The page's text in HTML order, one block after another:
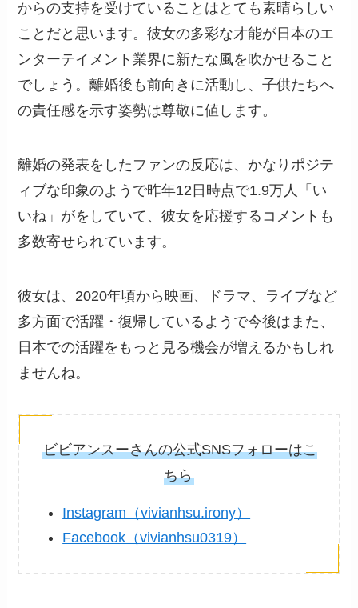
からの支持を受けていることはとても素晴らしい
ことだと思います。彼女の多彩な才能が日本のエ
ンターテイメント業界に新たな風を吹かせること
でしょう。離婚後も前向きに活動し、子供たちへ
の責任感を示す姿勢は尊敬に値します。
離婚の発表をしたファンの反応は、かなりポジテ
ィブな印象のようで昨年12日時点で1.9万人「い
いね」がをしていて、彼女を応援するコメントも
多数寄せられています。
彼女は、2020年頃から映画、ドラマ、ライブなど
多方面で活躍・復帰しているようで今後はまた、
日本での活躍をもっと見る機会が増えるかもしれ
ませんね。
ビビアンスーさんの公式SNSフォローはこ
ちら
Instagram（vivianhsu.irony）
Facebook（vivianhsu0319）